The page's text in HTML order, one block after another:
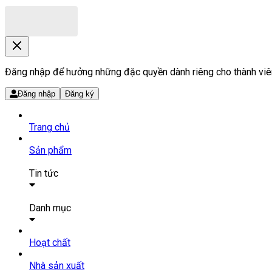
Đăng nhập để hưởng những đặc quyền dành riêng cho thành
Đăng nhập Đăng ký
Trang chủ
Sản phẩm
Tin tức
Tin tức
Danh mục
SẢN PHẨM THUỐC
Tất cả sản phẩm
Hoạt chất
Nhà sản xuất